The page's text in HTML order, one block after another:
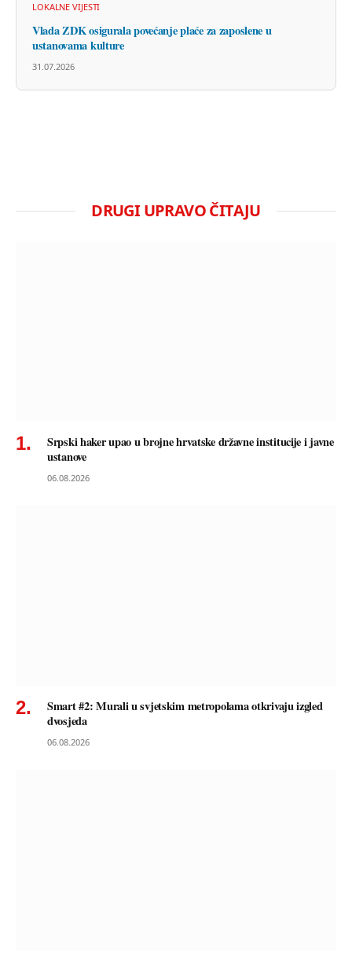
LOKALNE VIJESTI
Vlada ZDK osigurala povećanje plaće za zaposlene u
ustanovama kulture
31.07.2026
DRUGI UPRAVO ČITAJU
Srpski haker upao u brojne hrvatske državne institucije i javne
ustanove
06.08.2026
Smart #2: Murali u svjetskim metropolama otkrivaju izgled
dvosjeda
06.08.2026